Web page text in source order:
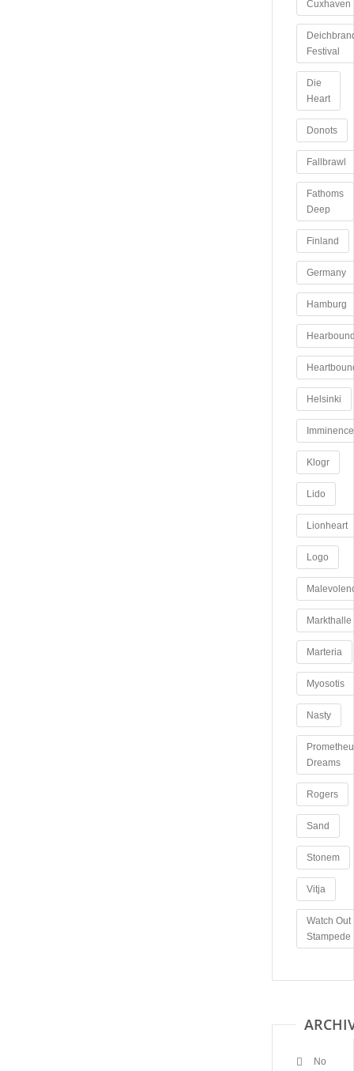
Cuxhaven
Festival
Die
Heart
Donots
Fallbrawl
Fathoms
Deep
Finland
Germany
Hamburg
Helsinki
Imminence
Klogr
Lido
Lionheart
Logo
Markthalle
Marteria
Myosotis
Nasty
Dreams
Rogers
Sand
Stonem
Vitja
Watch Out
Stampede
No